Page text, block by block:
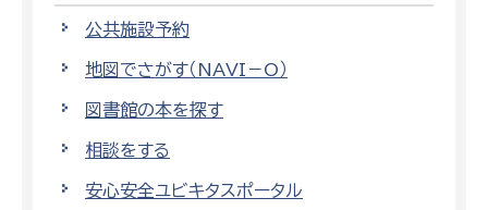
公共施設予約
地図でさがす（NAVI－O）
図書館の本を探す
相談をする
安心安全ユビキタスポータル